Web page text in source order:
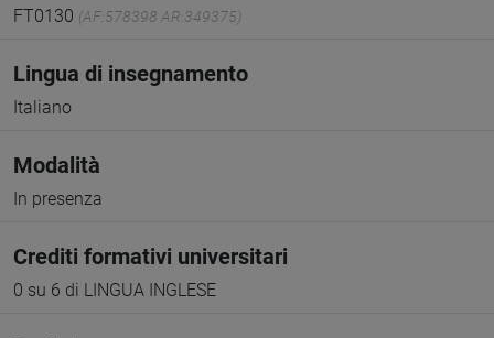
FT0130 (AF:578398 AR:349375)
Lingua di insegnamento
Italiano
Modalità
In presenza
Crediti formativi universitari
0 su 6 di LINGUA INGLESE